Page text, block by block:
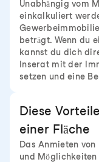
Unabhängig vom
einkalkuliert
beträgt. Wenn du
kannst du dich
Inserat mit der
setzen und eine
Diese
einer Fläche
Das Anmieten
und